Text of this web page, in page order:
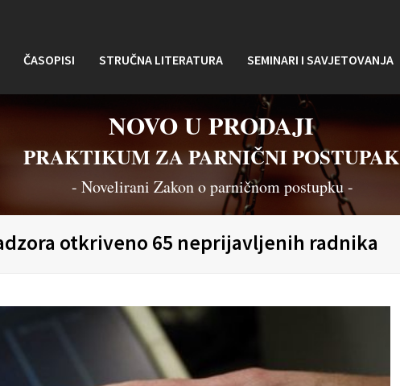
ČASOPISI STRUČNA LITERATURA SEMINARI I SAVJETOVANJA
NOVO U PRODAJI
PRAKTIKUM ZA PARNIČNI POSTUPAK
- Novelirani Zakon o parničnom postupku -
otkriveno 65 neprijavljenih radnika